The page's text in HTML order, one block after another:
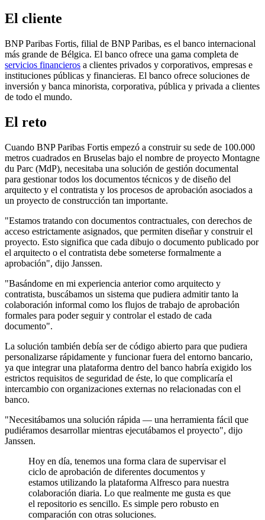
El cliente
BNP Paribas Fortis, filial de BNP Paribas, es el banco internacional
más grande de Bélgica. El banco ofrece una gama completa de
servicios financieros a clientes privados y corporativos, empresas e
instituciones públicas y financieras. El banco ofrece soluciones de
inversión y banca minorista, corporativa, pública y privada a clientes
de todo el mundo.
El reto
Cuando BNP Paribas Fortis empezó a construir su sede de 100.000
metros cuadrados en Bruselas bajo el nombre de proyecto Montagne
du Parc (MdP), necesitaba una solución de gestión documental
para gestionar todos los documentos técnicos y de diseño del
arquitecto y el contratista y los procesos de aprobación asociados a
un proyecto de construcción tan importante.
"Estamos tratando con documentos contractuales, con derechos de
acceso estrictamente asignados, que permiten diseñar y construir el
proyecto. Esto significa que cada dibujo o documento publicado por
el arquitecto o el contratista debe someterse formalmente a
aprobación", dijo Janssen.
"Basándome en mi experiencia anterior como arquitecto y
contratista, buscábamos un sistema que pudiera admitir tanto la
colaboración informal como los flujos de trabajo de aprobación
formales para poder seguir y controlar el estado de cada
documento".
La solución también debía ser de código abierto para que pudiera
personalizarse rápidamente y funcionar fuera del entorno bancario,
ya que integrar una plataforma dentro del banco habría exigido los
estrictos requisitos de seguridad de éste, lo que complicaría el
intercambio con organizaciones externas no relacionadas con el
banco.
"Necesitábamos una solución rápida — una herramienta fácil que
pudiéramos desarrollar mientras ejecutábamos el proyecto", dijo
Janssen.
Hoy en día, tenemos una forma clara de supervisar el
ciclo de aprobación de diferentes documentos y
estamos utilizando la plataforma Alfresco para nuestra
colaboración diaria. Lo que realmente me gusta es que
el repositorio es sencillo. Es simple pero robusto en
comparación con otras soluciones.